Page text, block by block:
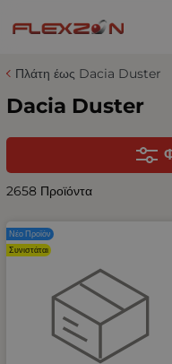
Πλάτη έως Dacia Duster
Dacia Duster
2658 Προϊόντα
Νέο Προϊόν
Συνιστάται